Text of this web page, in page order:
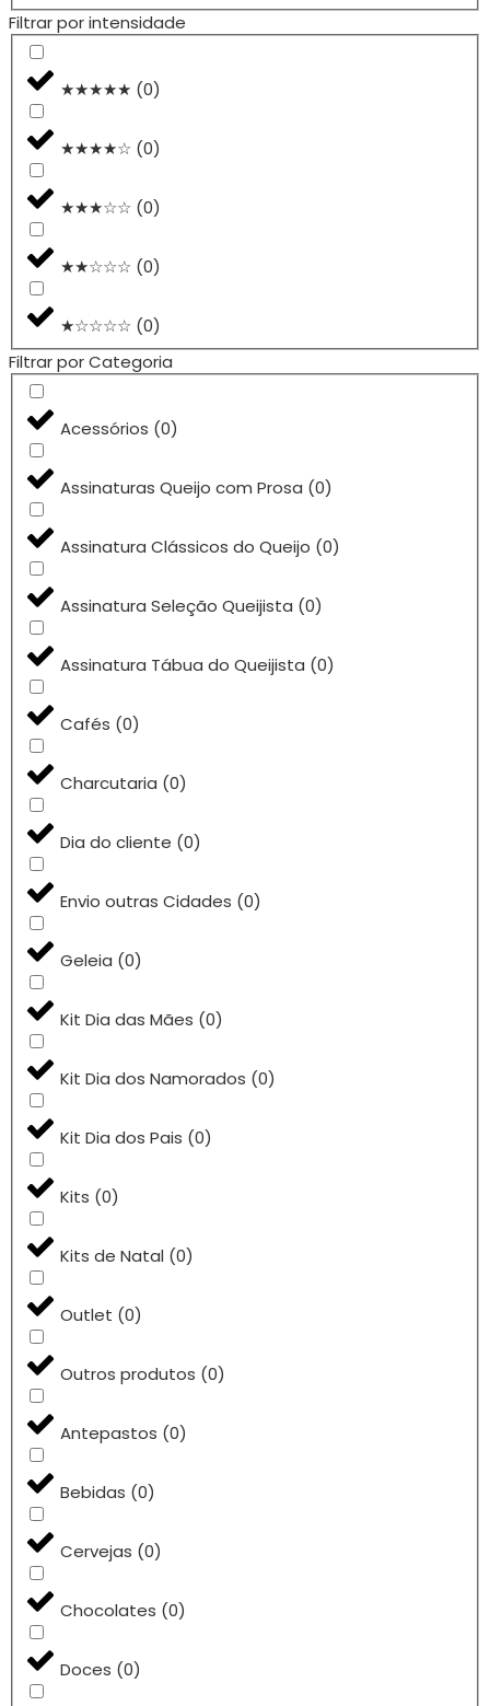
Filtrar por intensidade
★★★★★ (0)
★★★★☆ (0)
★★★☆☆ (0)
★★☆☆☆ (0)
★☆☆☆☆ (0)
Filtrar por Categoria
Acessórios (0)
Assinaturas Queijo com Prosa (0)
Assinatura Clássicos do Queijo (0)
Assinatura Seleção Queijista (0)
Assinatura Tábua do Queijista (0)
Cafés (0)
Charcutaria (0)
Dia do cliente (0)
Envio outras Cidades (0)
Geleia (0)
Kit Dia das Mães (0)
Kit Dia dos Namorados (0)
Kit Dia dos Pais (0)
Kits (0)
Kits de Natal (0)
Outlet (0)
Outros produtos (0)
Antepastos (0)
Bebidas (0)
Cervejas (0)
Chocolates (0)
Doces (0)